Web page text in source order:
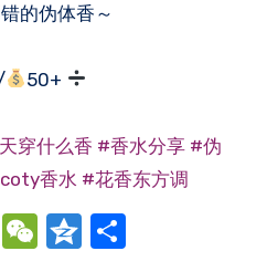
的伪体香～
50+
穿什么香 #香水分享 #伪
香水 #花香东方调
X WeChat
Qzone